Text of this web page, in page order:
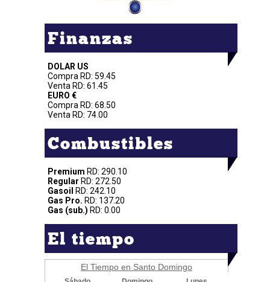
Finanzas
DOLAR US
Compra RD: 59.45
Venta RD: 61.45
EURO €
Compra RD: 68.50
Venta RD: 74.00
Combustibles
Premium RD: 290.10
Regular RD: 272.50
Gasoil
RD: 242.10
Gas Pro. RD: 137.20
Gas (sub.) RD: 0.00
El tiempo
El Tiempo en Santo Domingo